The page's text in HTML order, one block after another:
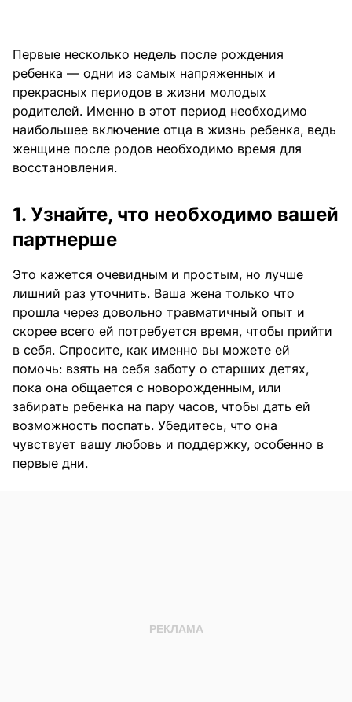
Первые несколько недель после рождения
ребенка — одни из самых напряженных и
прекрасных периодов в жизни молодых
родителей. Именно в этот период необходимо
наибольшее включение отца в жизнь ребенка, ведь
женщине после родов необходимо время для
восстановления.
1. Узнайте, что необходимо вашей
партнерше
Это кажется очевидным и простым, но лучше
лишний раз уточнить. Ваша жена только что
прошла через довольно травматичный опыт и
скорее всего ей потребуется время, чтобы прийти
в себя. Спросите, как именно вы можете ей
помочь: взять на себя заботу о старших детях,
пока она общается с новорожденным, или
забирать ребенка на пару часов, чтобы дать ей
возможность поспать. Убедитесь, что она
чувствует вашу любовь и поддержку, особенно в
первые дни.